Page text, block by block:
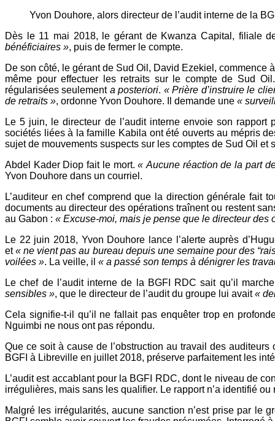
Yvon Douhore, alors directeur de l’audit interne de la
Dès le 11 mai 2018, le gérant de Kwanza Capital, filiale
bénéficiaires », puis de fermer le compte.
De son côté, le gérant de Sud Oil, David Ezekiel, commence
même pour effectuer les retraits sur le compte de Sud
régularisées seulement a posteriori. « Prière d’instruire le
de retraits », ordonne Yvon Douhore. Il demande une «
Le 5 juin, le directeur de l’audit interne envoie son
sociétés liées à la famille Kabila ont été ouverts au mépris
sujet de mouvements suspects sur les comptes de Sud Oil
Abdel Kader Diop fait le mort.« Aucune réaction de la part
Yvon Douhore dans un courriel.
L’auditeur en chef comprend que la direction générale fait
documents au directeur des opérations traînent ou restent
au Gabon : « Excuse-moi, mais je pense que le directeur des
Le 22 juin 2018, Yvon Douhore lance l’alerte auprès
et« ne vient pas au bureau depuis une semaine pour des
voilées ». La veille, il « a passé son temps à dénigrer les
Le chef de l’audit interne de la BGFI RDC sait qu’il
sensibles », que le directeur de l’audit du groupe lui avait«
Cela signifie-t-il qu’il ne fallait pas enquêter trop en
Nguimbi ne nous ont pas répondu.
Que ce soit à cause de l’obstruction au travail des
BGFI à Libreville en juillet 2018, préserve parfaitement les
L’audit est accablant pour la BGFI RDC, dont le niveau de
irrégulières, mais sans les qualifier. Le rapport n’a identifié
Malgré les irrégularités, aucune sanction n’est prise par le